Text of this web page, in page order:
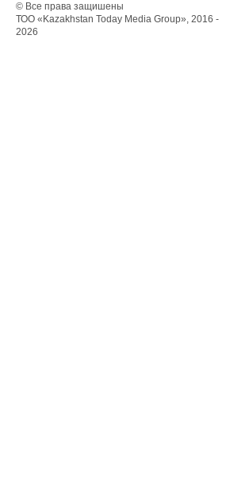
© Все права защишены
ТОО «Kazakhstan Today Media Group», 2016 -
2026